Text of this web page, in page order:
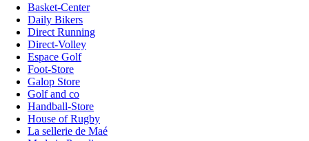
Basket-Center
Daily Bikers
Direct Running
Direct-Volley
Espace Golf
Foot-Store
Galop Store
Golf and co
Handball-Store
House of Rugby
La sellerie de Maé